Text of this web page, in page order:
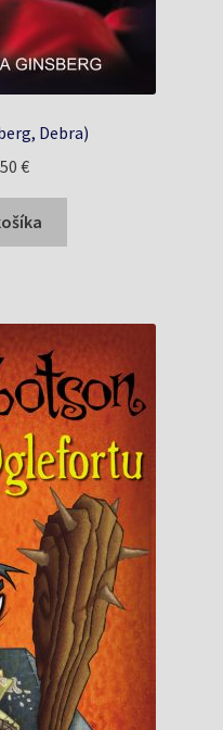
Debra)
€.
€Aktuálna
je:
4,50 €.